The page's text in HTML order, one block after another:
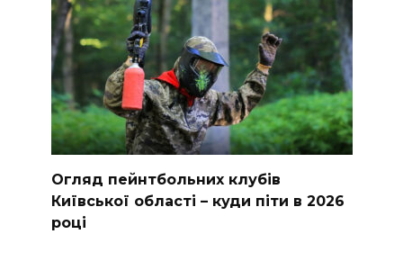
Огляд пейнтбольних клубів
Київської області – куди піти в 2026
році